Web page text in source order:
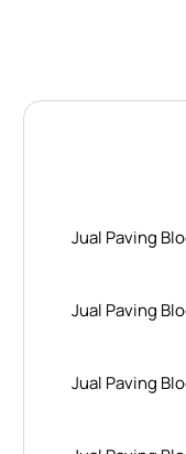
Jual Paving
Jual Paving
Jual Paving